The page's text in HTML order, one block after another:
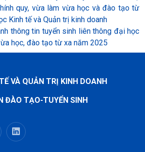
quy, vừa làm vừa học và đào tạo từ
Kinh tế và Quản trị kinh doanh
thông tin tuyển sinh liên thông đại học
học, đào tạo từ xa năm 2025
VÀ QUẢN TRỊ KINH DOANH
ĐÀO TẠO-TUYỂN SINH